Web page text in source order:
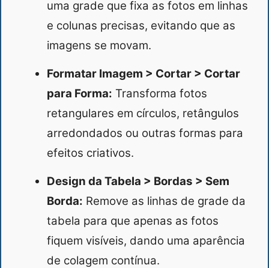
uma grade que fixa as fotos em linhas
e colunas precisas, evitando que as
imagens se movam.
Formatar Imagem > Cortar > Cortar
para Forma: Transforma fotos
retangulares em círculos, retângulos
arredondados ou outras formas para
efeitos criativos.
Design da Tabela > Bordas > Sem
Borda: Remove as linhas de grade da
tabela para que apenas as fotos
fiquem visíveis, dando uma aparência
de colagem contínua.